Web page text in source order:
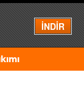
İNDİR
Menü